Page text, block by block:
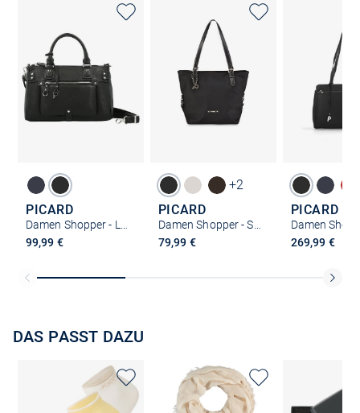
PICARD
99,99 €
+2
PICARD
79,99 €
PICARD
269,99 €
DAS PASST DAZU